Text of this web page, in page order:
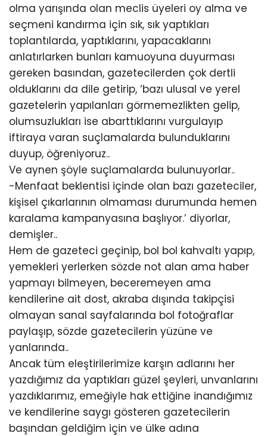
olma yarışında olan meclis üyeleri oy alma ve
seçmeni kandırma için sık, sık yaptıkları
toplantılarda, yaptıklarını, yapacaklarını
anlatırlarken bunları kamuoyuna duyurması
gereken basından, gazetecilerden çok dertli
olduklarını da dile getirip, ‘bazı ulusal ve yerel
gazetelerin yapılanları görmemezlikten gelip,
olumsuzlukları ise abarttıklarını vurgulayıp
iftiraya varan suçlamalarda bulunduklarını
duyup, öğreniyoruz..
Ve aynen şöyle suçlamalarda bulunuyorlar..
-Menfaat beklentisi içinde olan bazı gazeteciler,
kişisel çıkarlarının olmaması durumunda hemen
karalama kampanyasına başlıyor.’ diyorlar,
demişler..
Hem de gazeteci geçinip, bol bol kahvaltı yapıp,
yemekleri yerlerken sözde not alan ama haber
yapmayı bilmeyen, beceremeyen ama
kendilerine ait dost, akraba dışında takipçisi
olmayan sanal sayfalarında bol fotoğraflar
paylaşıp, sözde gazetecilerin yüzüne ve
yanlarında..
Ancak tüm eleştirilerimize karşın adlarını her
yazdığımız da yaptıkları güzel şeyleri, unvanlarını
yazdıklarımız, emeğiyle hak ettiğine inandığımız
ve kendilerine saygı gösteren gazetecilerin
başından geldiğim için ve ülke adına